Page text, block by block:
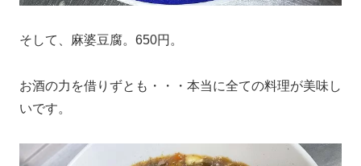
そして、麻婆豆腐。650円。
お酒の力を借りずとも・・・本当に全ての料理が美味し
いです。